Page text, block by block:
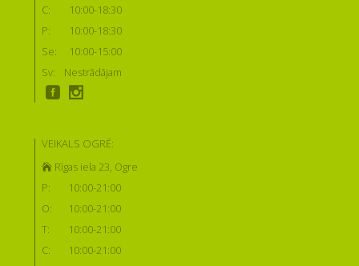
C:
10:00-18:30
P:
10:00-18:30
Se:
10:00-15:00
Sv:
Nestrādājam
VEIKALS OGRĒ:
Rīgas iela 23, Ogre
P:
10:00-21:00
O:
10:00-21:00
T:
10:00-21:00
C:
10:00-21:00